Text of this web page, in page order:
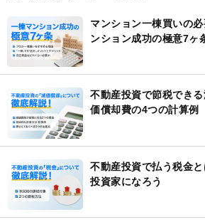
マンション一棟買いの
ンション成功の極意7ヶ
不動産投資で節税でき
価償却費の4つの計算例
不動産投資で払う税金
投資家になろう